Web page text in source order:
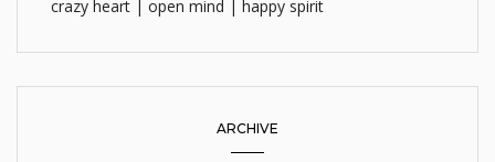
crazy heart | open mind | happy spirit
ARCHIVE